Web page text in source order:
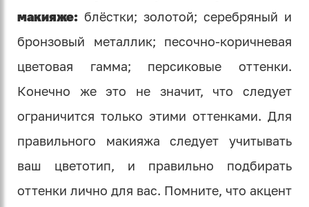
макияже: блёстки; золотой; серебряный и
бронзовый металлик; песочно-коричневая
цветовая гамма; персиковые оттенки.
Конечно же это не значит, что следует
ограничится только этими оттенками. Для
правильного макияжа следует учитывать
ваш цветотип, и правильно подбирать
оттенки лично для вас. Помните, что акцент